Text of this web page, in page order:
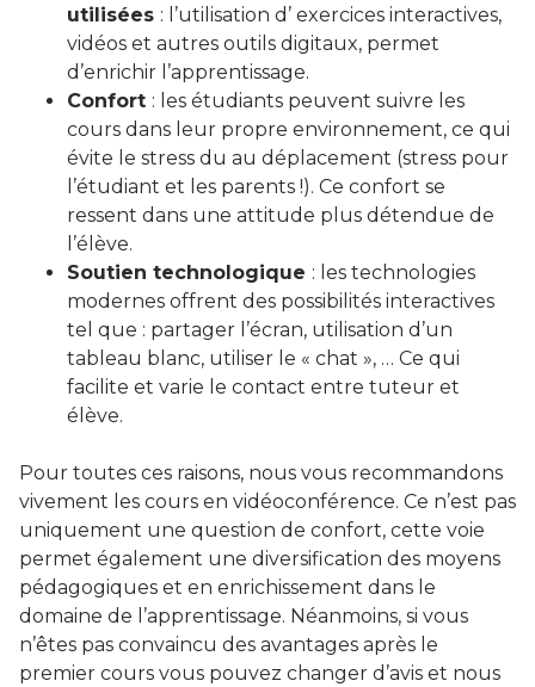
utilisées : l’utilisation d’ exercices interactives,
vidéos et autres outils digitaux, permet
d’enrichir l’apprentissage.
Confort : les étudiants peuvent suivre les
cours dans leur propre environnement, ce qui
évite le stress du au déplacement (stress pour
l’étudiant et les parents !). Ce confort se
ressent dans une attitude plus détendue de
l’élève.
Soutien technologique : les technologies
modernes offrent des possibilités interactives
tel que : partager l’écran, utilisation d’un
tableau blanc, utiliser le « chat », … Ce qui
facilite et varie le contact entre tuteur et
élève.
Pour toutes ces raisons, nous vous recommandons
vivement les cours en vidéoconférence. Ce n’est pas
uniquement une question de confort, cette voie
permet également une diversification des moyens
pédagogiques et en enrichissement dans le
domaine de l’apprentissage. Néanmoins, si vous
n’êtes pas convaincu des avantages après le
premier cours vous pouvez changer d’avis et nous